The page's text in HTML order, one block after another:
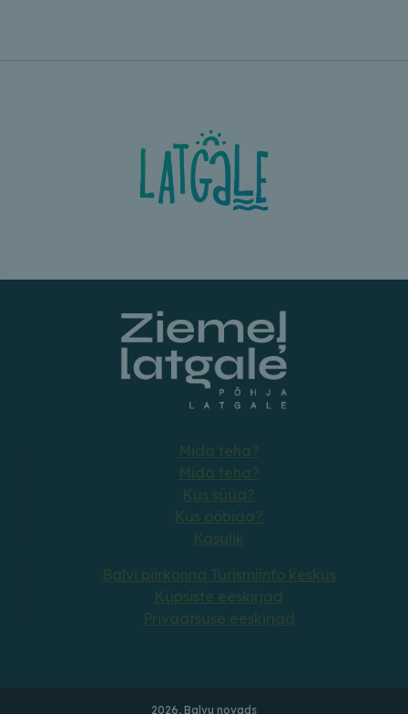
Mida teha?
Mida teha?
Kus ööbida?
Kasulik
Balvi piirkonna Turismiinfo keskus
Küpsiste eeskirjad
Privaatsuse eeskirjad
2026, Balvu novads